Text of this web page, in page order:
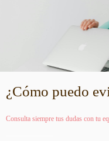
¿Cómo puedo
Consulta siempre tus dudas con tu